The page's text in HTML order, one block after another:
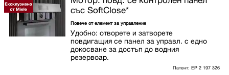
със SoftClose*
Повече от елемент за управление
Удобно: отворете и затворете
повдигащия се панел за управл. с едно
докосване за достъп до водния
резервоар.
Патент: EP 2 197 326